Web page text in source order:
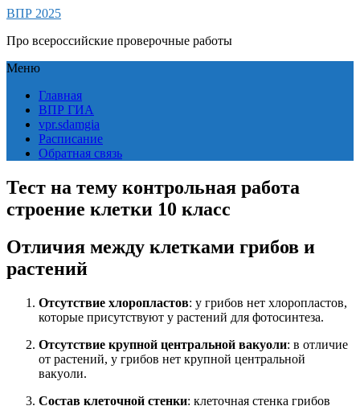
ВПР 2025
Про всероссийские проверочные работы
Меню
Главная
ВПР ГИА
vpr.sdamgia
Расписание
Обратная связь
Тест на тему контрольная работа
строение клетки 10 класс
Отличия между клетками грибов и
растений
Отсутствие хлоропластов: у грибов нет хлоропластов,
которые присутствуют у растений для фотосинтеза.
Отсутствие крупной центральной вакуоли: в отличие
от растений, у грибов нет крупной центральной
вакуоли.
Состав клеточной стенки: клеточная стенка грибов